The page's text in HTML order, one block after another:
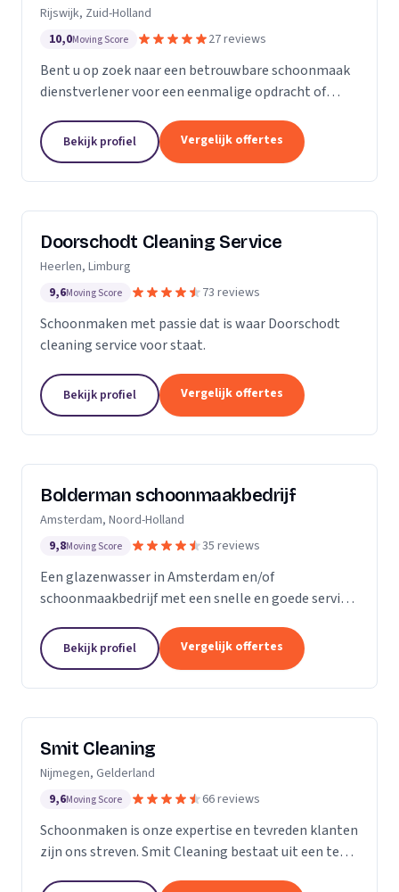
Rijswijk, Zuid-Holland
10,0Moving Score 27 reviews
Bent u op zoek naar een betrouwbare schoonmaak
dienstverlener voor een eenmalige opdracht of
groeiende onderneming die zich uit wilt breiden in
het vak.
Bekijk profiel Vergelijk offertes
Doorschodt Cleaning Service
Heerlen, Limburg
9,6Moving Score 73 reviews
Schoonmaken met passie dat is waar Doorschodt
cleaning service voor staat.
Bekijk profiel Vergelijk offertes
Bolderman schoonmaakbedrijf
Amsterdam, Noord-Holland
9,8Moving Score 35 reviews
Een glazenwasser in Amsterdam en/of
schoonmaakbedrijf met een snelle en goede service
schoonmaakmedewerkers zijn actief in héél
Amsterdam en ontzorgen u met...
Bekijk profiel Vergelijk offertes
Smit Cleaning
Nijmegen, Gelderland
9,6Moving Score 66 reviews
Schoonmaken is onze expertise en tevreden klanten
zijn ons streven. Smit Cleaning bestaat uit een team